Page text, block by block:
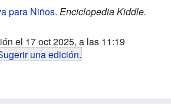
para Niños. Enciclopedia Kiddle.
el 17 oct 2025, a las 11:19
una edición.